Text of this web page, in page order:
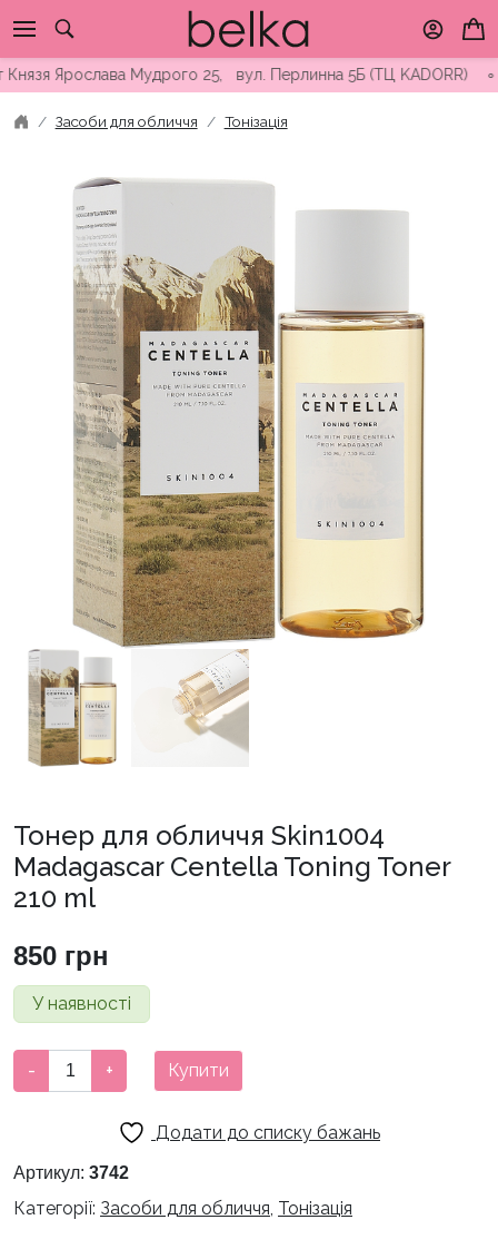
to
content
Мудрого 25, вул. Перлинна 5Б (ТЦ KADORR) ∘
Засоби для обличчя Тонізація
Тонер для обличчя Skin1004
Madagascar Centella Toning Toner
210 ml
850 грн
У наявності
для
Madagascar
- + Купити
Додати до списку бажань
Артикул: 3742
Категорії: Засоби для обличчя, Тонізація